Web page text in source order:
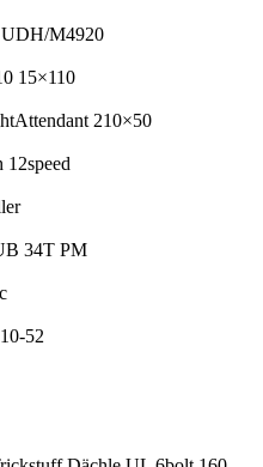
UDH/M4920
15×110
210×50
34T PM
52